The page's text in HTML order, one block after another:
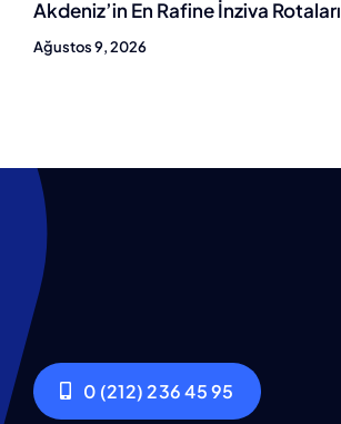
Akdeniz’in En Rafine İnziva Rotaları
Ağustos 9, 2026
0 (212) 236 45 95